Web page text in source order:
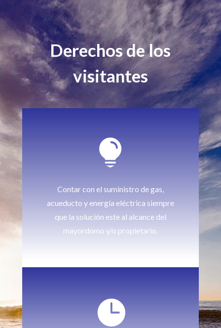
Derechos de los
visitantes

Contar con el suministro de gas,
acueducto y energía eléctrica siempre
que la solución este al alcance del
mayordomo y/o propietario.
